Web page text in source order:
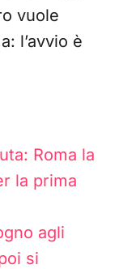
vuole
l’avvio è
Roma la
la prima
agli
si